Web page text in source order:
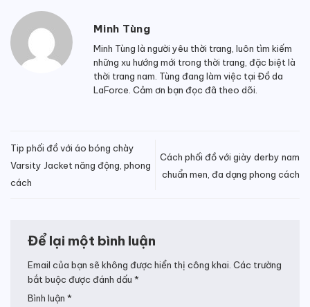
Minh Tùng
Minh Tùng là người yêu thời trang, luôn tìm kiếm
những xu hướng mới trong thời trang, đặc biệt là
thời trang nam. Tùng đang làm việc tại Đồ da
LaForce. Cảm ơn bạn đọc đã theo dõi.
Tip phối đồ với áo bóng chày
Varsity Jacket năng động, phong
cách
Cách phối đồ với giày derby nam
chuẩn men, đa dạng phong cách
Để lại một bình luận
Email của bạn sẽ không được hiển thị công khai. Các trường
bắt buộc được đánh dấu *
Bình luận *